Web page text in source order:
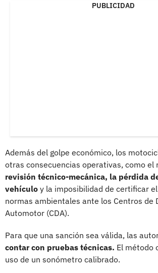
PUBLICIDAD
Además del golpe económico, los
otras consecuencias operativas, como el
revisión técnico-mecánica, la pérdida
vehículo y la imposibilidad de certificar
normas ambientales ante los Centros de
Automotor (CDA).
Para que una sanción sea válida, las
contar con pruebas técnicas. El método
uso de un sonómetro calibrado.